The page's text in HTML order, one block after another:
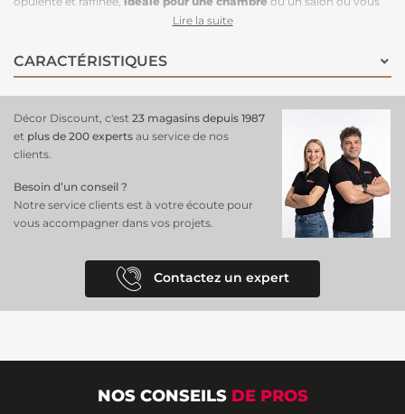
souhaitez instaurer une ambiance royale. L’alliance de la couleur or et
d'œuvre décoratif, ajoutant une dimension de prestige et d'élégance à
votre espace.
Lire la suite
CARACTÉRISTIQUES
Décor Discount, c'est 23 magasins depuis 1987
et plus de 200 experts au service de nos
clients.
Besoin d’un conseil ?
Notre service clients est à votre écoute pour
vous accompagner dans vos projets.
Contactez un expert
NOS CONSEILS DE PROS